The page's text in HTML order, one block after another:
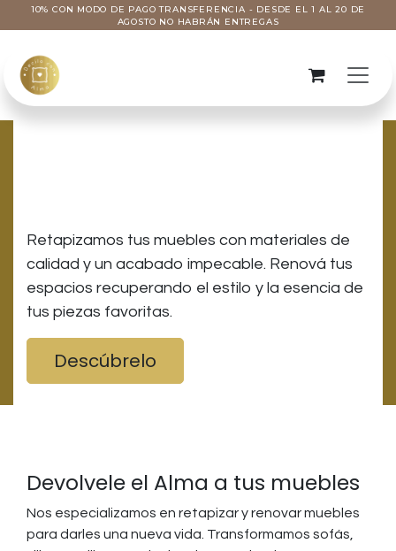
Ir al contenido
10% CON MODO DE PAGO TRANSFERENCIA - DESDE EL 1 AL 20 DE
AGOSTO NO HABRÁN ENTREGAS
Retapizamos tus muebles con materiales de
calidad y un acabado impecable. Renová tus
espacios recuperando el estilo y la esencia de
tus piezas favoritas.
Descúbrelo
Devolvele el Alma a tus muebles
Nos especializamos en retapizar y renovar muebles
para darles una nueva vida. Transformamos sofás,